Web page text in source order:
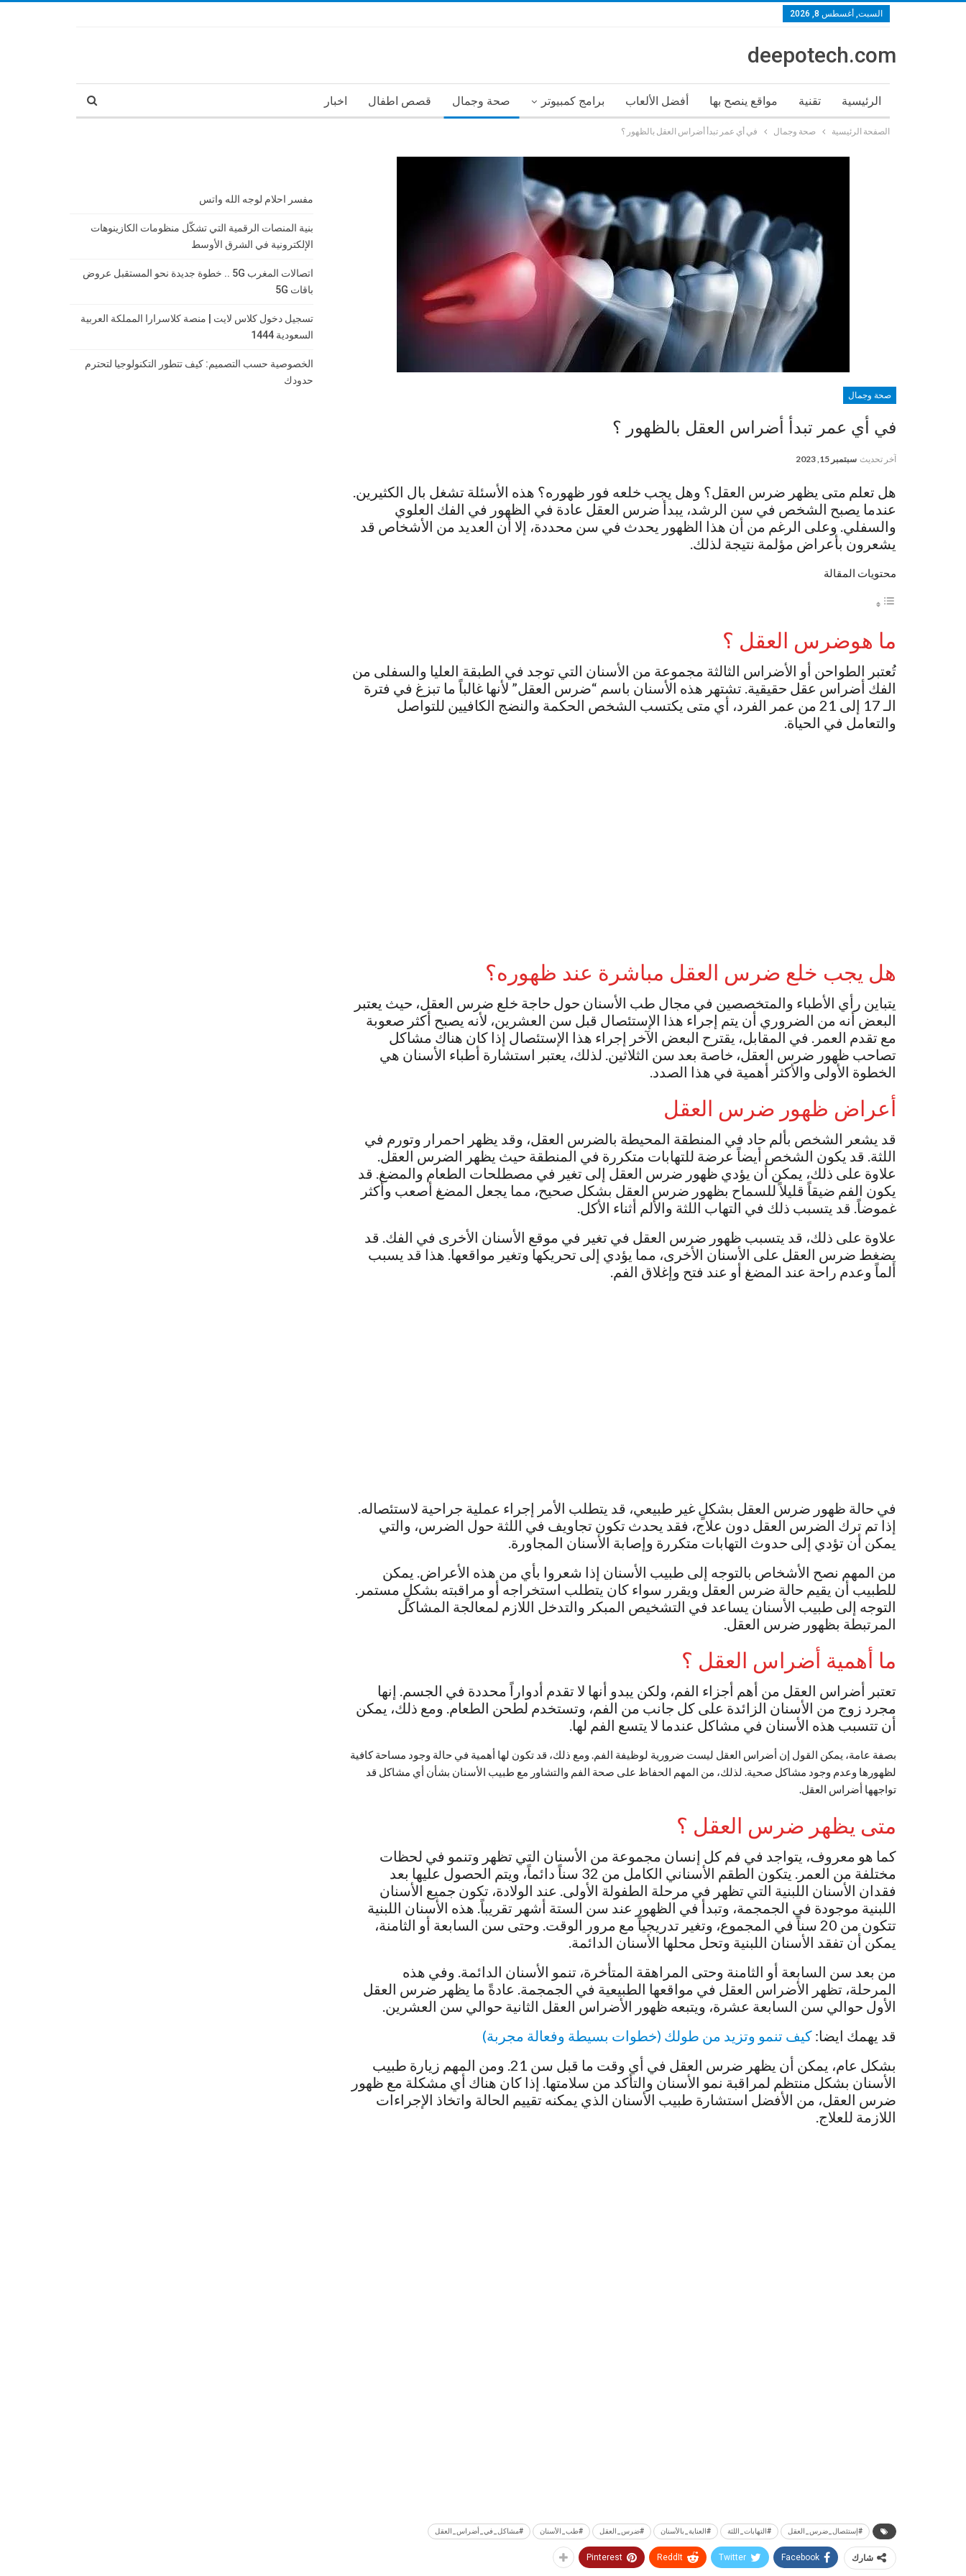
السبت, أغسطس 8, 2026
deepotech.com
الرئيسية تقنية مواقع ينصح بها أفضل الألعاب برامج كمبيوتر صحة وجمال قصص اطفال اخبار
الصفحة الرئيسية صحة وجمال في أي عمر تبدأ أضراس العقل بالظهور ؟
صحة وجمال
في أي عمر تبدأ أضراس العقل بالظهور ؟
آخر تحديث سبتمبر 15, 2023
هل تعلم متى يظهر ضرس العقل؟ وهل يجب خلعه فور ظهوره؟ هذه الأسئلة تشغل بال الكثيرين.
عندما يصبح الشخص في سن الرشد، يبدأ ضرس العقل عادة في الظهور في الفك العلوي
والسفلي. وعلى الرغم من أن هذا الظهور يحدث في سن محددة، إلا أن العديد من الأشخاص قد
يشعرون بأعراض مؤلمة نتيجة لذلك.
محتويات المقالة
ما هوضرس العقل ؟
تُعتبر الطواحن أو الأضراس الثالثة مجموعة من الأسنان التي توجد في الطبقة العليا والسفلى من
الفك أضراس عقل حقيقية. تشتهر هذه الأسنان باسم “ضرس العقل” لأنها غالباً ما تبزغ في فترة
الـ 17 إلى 21 من عمر الفرد، أي متى يكتسب الشخص الحكمة والنضج الكافيين للتواصل
والتعامل في الحياة.
هل يجب خلع ضرس العقل مباشرة عند ظهوره؟
يتباين رأي الأطباء والمتخصصين في مجال طب الأسنان حول حاجة خلع ضرس العقل، حيث يعتبر
البعض أنه من الضروري أن يتم إجراء هذا الإستئصال قبل سن العشرين، لأنه يصبح أكثر صعوبة
مع تقدم العمر. في المقابل، يقترح البعض الآخر إجراء هذا الإستئصال إذا كان هناك مشاكل
تصاحب ظهور ضرس العقل، خاصة بعد سن الثلاثين. لذلك، يعتبر استشارة أطباء الأسنان هي
الخطوة الأولى والأكثر أهمية في هذا الصدد.
أعراض ظهور ضرس العقل
قد يشعر الشخص بألم حاد في المنطقة المحيطة بالضرس العقل، وقد يظهر احمرار وتورم في
اللثة. قد يكون الشخص أيضاً عرضة للتهابات متكررة في المنطقة حيث يظهر الضرس العقل.
علاوة على ذلك، يمكن أن يؤدي ظهور ضرس العقل إلى تغير في مصطلحات الطعام والمضغ. قد
يكون الفم ضيقاً قليلاً للسماح بظهور ضرس العقل بشكل صحيح، مما يجعل المضغ أصعب وأكثر
غموضاً. قد يتسبب ذلك في التهاب اللثة والألم أثناء الأكل.
علاوة على ذلك، قد يتسبب ظهور ضرس العقل في تغير في موقع الأسنان الأخرى في الفك. قد
يضغط ضرس العقل على الأسنان الأخرى، مما يؤدي إلى تحريكها وتغير مواقعها. هذا قد يسبب
ألماً وعدم راحة عند المضغ أو عند فتح وإغلاق الفم.
في حالة ظهور ضرس العقل بشكلٍ غير طبيعي، قد يتطلب الأمر إجراء عملية جراحية لاستئصاله.
إذا تم ترك الضرس العقل دون علاج، فقد يحدث تكون تجاويف في اللثة حول الضرس، والتي
يمكن أن تؤدي إلى حدوث التهابات متكررة وإصابة الأسنان المجاورة.
من المهم نصح الأشخاص بالتوجه إلى طبيب الأسنان إذا شعروا بأي من هذه الأعراض. يمكن
للطبيب أن يقيم حالة ضرس العقل ويقرر سواء كان يتطلب استخراجه أو مراقبته بشكلٍ مستمر.
التوجه إلى طبيب الأسنان يساعد في التشخيص المبكر والتدخل اللازم لمعالجة المشاكل
المرتبطة بظهور ضرس العقل.
ما أهمية أضراس العقل ؟
تعتبر أضراس العقل من أهم أجزاء الفم، ولكن يبدو أنها لا تقدم أدواراً محددة في الجسم. إنها
مجرد زوج من الأسنان الزائدة على كل جانب من الفم، وتستخدم لطحن الطعام. ومع ذلك، يمكن
أن تتسبب هذه الأسنان في مشاكل عندما لا يتسع الفم لها.
بصفة عامة، يمكن القول إن أضراس العقل ليست ضرورية لوظيفة الفم. ومع ذلك، قد تكون لها أهمية في حالة وجود مساحة كافية
لظهورها وعدم وجود مشاكل صحية. لذلك، من المهم الحفاظ على صحة الفم والتشاور مع طبيب الأسنان بشأن أي مشاكل قد
تواجهها أضراس العقل.
متى يظهر ضرس العقل ؟
كما هو معروف، يتواجد في فم كل إنسان مجموعة من الأسنان التي تظهر وتنمو في لحظات
مختلفة من العمر. يتكون الطقم الأسناني الكامل من 32 سناً دائماً، ويتم الحصول عليها بعد
فقدان الأسنان اللبنية التي تظهر في مرحلة الطفولة الأولى. عند الولادة، تكون جميع الأسنان
اللبنية موجودة في الجمجمة، وتبدأ في الظهور عند سن الستة أشهر تقريباً. هذه الأسنان اللبنية
تتكون من 20 سناً في المجموع، وتغير تدريجياً مع مرور الوقت. وحتى سن السابعة أو الثامنة،
يمكن أن تفقد الأسنان اللبنية وتحل محلها الأسنان الدائمة.
من بعد سن السابعة أو الثامنة وحتى المراهقة المتأخرة، تنمو الأسنان الدائمة. وفي هذه
المرحلة، تظهر الأضراس العقل في مواقعها الطبيعية في الجمجمة. عادةً ما يظهر ضرس العقل
الأول حوالي سن السابعة عشرة، ويتبعه ظهور الأضراس العقل الثانية حوالي سن العشرين.
قد يهمك ايضا: كيف تنمو وتزيد من طولك (خطوات بسيطة وفعالة مجربة)
بشكل عام، يمكن أن يظهر ضرس العقل في أي وقت ما قبل سن 21. ومن المهم زيارة طبيب
الأسنان بشكل منتظم لمراقبة نمو الأسنان والتأكد من سلامتها. إذا كان هناك أي مشكلة مع ظهور
ضرس العقل، من الأفضل استشارة طبيب الأسنان الذي يمكنه تقييم الحالة واتخاذ الإجراءات
اللازمة للعلاج.
#إستئصال_ضرس_العقل #التهابات_اللثة #العناية_بالأسنان #ضرس_العقل #طب_الأسنان #مشاكل_في_أضراس_العقل
شارك Facebook
Twitter
ReddIt
Pinterest
مفسر احلام لوجه الله واتس
بنية المنصات الرقمية التي تشكّل منظومات الكازينوهات
الإلكترونية في الشرق الأوسط
اتصالات المغرب 5G .. خطوة جديدة نحو المستقبل عروض
باقات 5G
تسجيل دخول كلاس لايت | منصة كلاسرارا المملكة العربية
السعودية 1444
الخصوصية حسب التصميم: كيف تتطور التكنولوجيا لتحترم
حدودك